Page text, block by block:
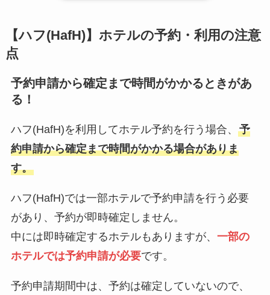
【ハフ(HafH)】ホテルの予約・利用の注意
点
予約申請から確定まで時間がかかるときがあ
る！
ハフ(HafH)を利用してホテル予約を行う場合、 予
約申請から確定まで時間がかかる場合がありま
す。
ハフ(HafH)では一部ホテルで予約申請を行う必要
があり、予約が即時確定しません。
中には即時確定するホテルもありますが、 一部の
ホテルでは予約申請が必要です。
予約申請期間中は、予約は確定していないので、